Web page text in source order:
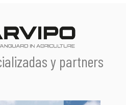
y partners